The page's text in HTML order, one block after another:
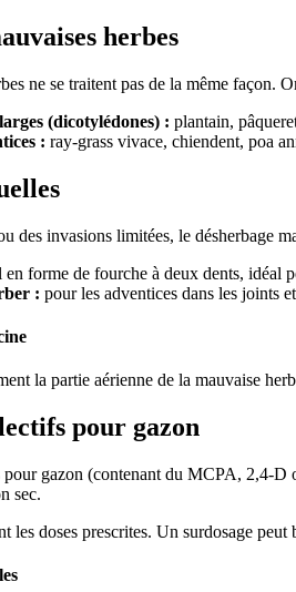
herbes
ne se traitent pas de la même façon.
(dicotylédones) : plantain,
: ray-grass vivace, chiendent, poa
des invasions limitées, le désherbage
en forme de fourche à deux dents, idéal
: pour les adventices dans les joints
la partie aérienne de la mauvaise
pour gazon
pour gazon (contenant du MCPA, 2,4-
sec.
les doses prescrites. Un surdosage